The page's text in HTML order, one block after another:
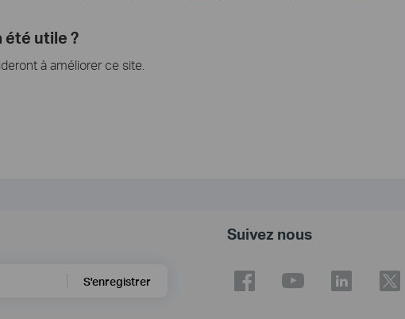
été utile ?
à améliorer ce site.
S'enregistrer
Suivez nous